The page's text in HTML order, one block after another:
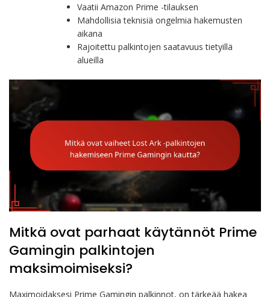
Vaatii Amazon Prime -tilauksen
Mahdollisia teknisiä ongelmia hakemusten
aikana
Rajoitettu palkintojen saatavuus tietyillä
alueilla
Mitkä ovat parhaat käytännöt Prime
Gamingin palkintojen
maksimoimiseksi?
Maximoidaksesi Prime Gamingin palkinnot, on tärkeää hakea